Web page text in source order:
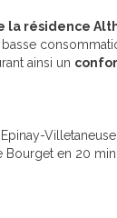
la résidence
ainsi un
Bourget en 20